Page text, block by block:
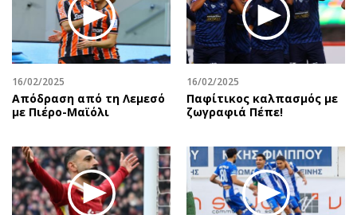
16/02/2025
Απόδραση από τη Λεμεσό
με Πιέρο-Μαϊόλι
16/02/2025
Παφίτικος καλπασμός με
ζωγραφιά Πέπε!